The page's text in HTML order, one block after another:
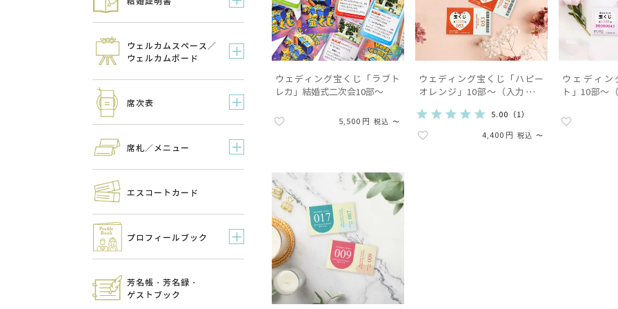
ウェルカムスペース／
ウェルカムボード
席次表
席札／メニュー
エスコートカード
プロフィールブック
芳名帳・芳名録・
ゲストブック
ウェディング宝くじ「ラブト
レカ」結婚式二次会10部～
5,500 税込 〜
ウェディング宝くじ「ハピー
オレンジ」10部～（入力・印
5.00 （1）
4,400 税込 〜
ウェディン
ト」10部～